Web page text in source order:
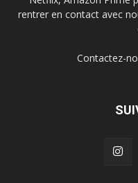
rentrer en contact avec
Contactez-